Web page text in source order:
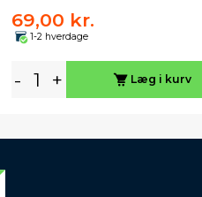
69,00 kr.
1-2 hverdage
- + Læg i kurv